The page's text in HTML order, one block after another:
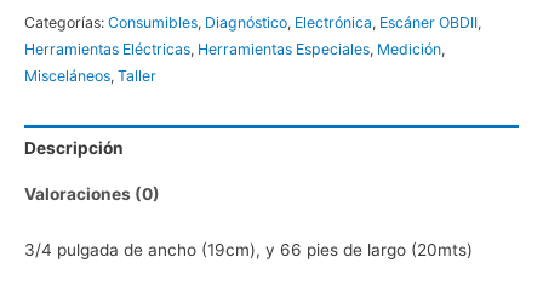
Sintética
para
de
Cableado
Automotriz
x
Categorías: Consumibles, Diagnóstico, Electrónica, Escáner OBDII,
Herramientas Eléctricas, Herramientas Especiales, Medición,
Misceláneos, Taller
Descripción
Valoraciones (0)
3/4 pulgada de ancho (19cm), y 66 pies de largo (20mts)